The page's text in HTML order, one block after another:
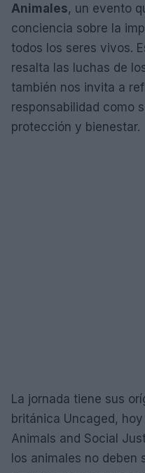
Animales, un evento
conciencia sobre la
todos los seres vivos.
resalta las luchas de
también nos invita a
responsabilidad como
protección y bienestar.
La jornada tiene sus
británica Uncaged,
Animals and Social
los animales no deben